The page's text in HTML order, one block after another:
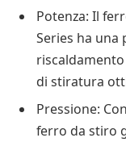
Potenza: Il
Series ha una
di stiratura
Pressione:
ferro da stiro